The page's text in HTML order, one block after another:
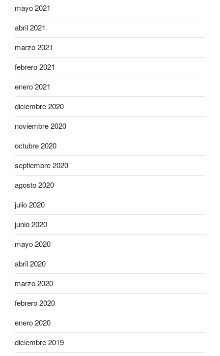
mayo 2021
abril 2021
marzo 2021
febrero 2021
enero 2021
diciembre 2020
noviembre 2020
octubre 2020
septiembre 2020
agosto 2020
julio 2020
junio 2020
mayo 2020
abril 2020
marzo 2020
febrero 2020
enero 2020
diciembre 2019